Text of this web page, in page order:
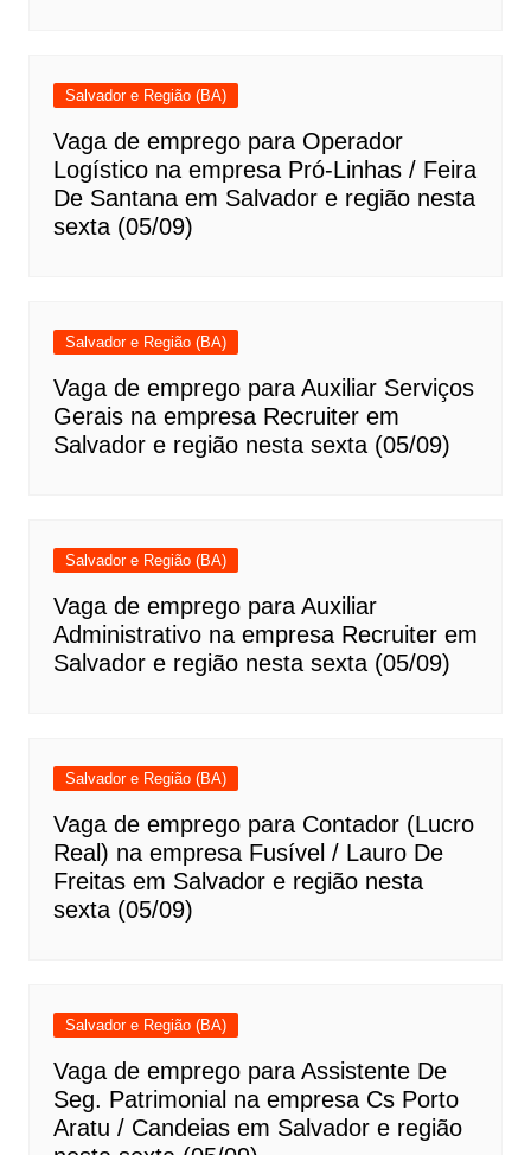
Salvador e Região (BA)
Vaga de emprego para Operador
Logístico na empresa Pró-Linhas / Feira
De Santana em Salvador e região nesta
sexta (05/09)
Salvador e Região (BA)
Vaga de emprego para Auxiliar Serviços
Gerais na empresa Recruiter em
Salvador e região nesta sexta (05/09)
Salvador e Região (BA)
Vaga de emprego para Auxiliar
Administrativo na empresa Recruiter em
Salvador e região nesta sexta (05/09)
Salvador e Região (BA)
Vaga de emprego para Contador (Lucro
Real) na empresa Fusível / Lauro De
Freitas em Salvador e região nesta
sexta (05/09)
Salvador e Região (BA)
Vaga de emprego para Assistente De
Seg. Patrimonial na empresa Cs Porto
Aratu / Candeias em Salvador e região